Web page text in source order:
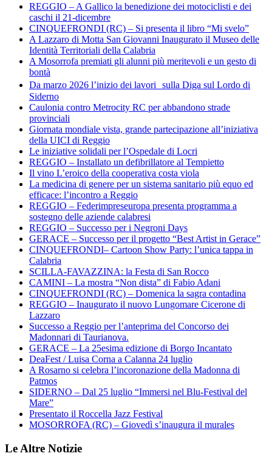
REGGIO – A Gallico la benedizione dei motociclisti e dei
caschi il 21-dicembre
CINQUEFRONDI (RC) – Si presenta il libro “Mi svelo”
A Lazzaro di Motta San Giovanni Inaugurato il Museo delle
Identità Territoriali della Calabria
A Mosorrofa premiati gli alunni più meritevoli e un gesto di
bontà
Da marzo 2026 l’inizio dei lavori sulla Diga sul Lordo di
Siderno
Caulonia contro Metrocity RC per abbandono strade
provinciali
Giornata mondiale vista, grande partecipazione all’iniziativa
della UICI di Reggio
Le iniziative solidali per l’Ospedale di Locri
REGGIO – Installato un defibrillatore al Tempietto
Il vino L’eroico della cooperativa costa viola
La medicina di genere per un sistema sanitario più equo ed
efficace: l’incontro a Reggio
REGGIO – Federimpreseuropa presenta programma a
sostegno delle aziende calabresi
REGGIO – Successo per i Negroni Days
GERACE – Successo per il progetto “Best Artist in Gerace”
CINQUEFRONDI– Cartoon Show Party: l’unica tappa in
Calabria
SCILLA-FAVAZZINA: la Festa di San Rocco
CAMINI – La mostra “Non dista” di Fabio Adani
CINQUEFRONDI (RC) – Domenica la sagra contadina
REGGIO – Inaugurato il nuovo Lungomare Cicerone di
Lazzaro
Successo a Reggio per l’anteprima del Concorso dei
Madonnari di Taurianova.
GERACE – La 25esima edizione di Borgo Incantato
DeaFest / Luisa Corna a Calanna 24 luglio
A Rosarno si celebra l’incoronazione della Madonna di
Patmos
SIDERNO – Dal 25 luglio “Immersi nel Blu-Festival del
Mare”
Presentato il Roccella Jazz Festival
MOSORROFA (RC) – Giovedì s’inaugura il murales
Le Altre Notizie